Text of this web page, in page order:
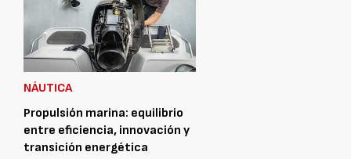
NÁUTICA
Propulsión marina: equilibrio
entre eficiencia, innovación y
transición energética